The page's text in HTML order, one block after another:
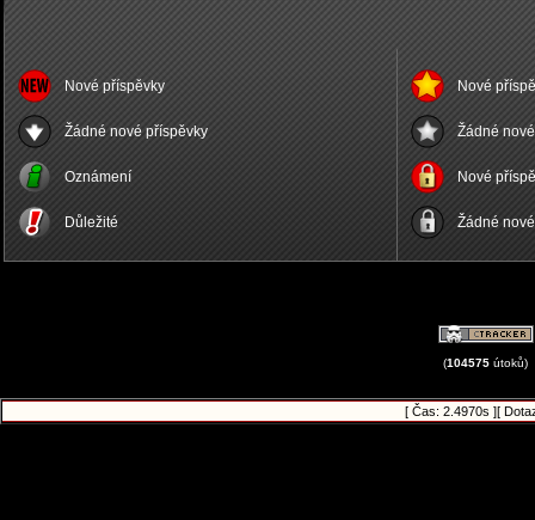
Nové příspěvky
Žádné nové příspěvky
Oznámení
Důležité
Nové
Žádné
Nové
Žádné
(104575 útoků)
[ Čas: 2.4970s ][